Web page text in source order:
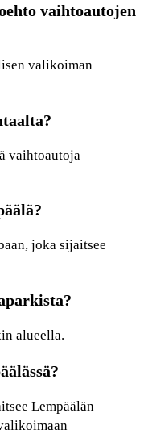
vaihtoautojen
valikoiman
vaihtoautoja
joka sijaitsee
alueella.
Lempäälän